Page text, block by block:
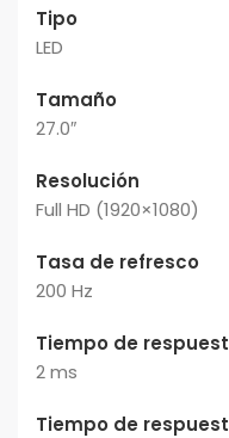
Tipo
LED
Tamaño
27.0″
Resolución
Full HD (1920×1080)
Tasa de refresco
200 Hz
Tiempo de
2 ms
Tiempo de